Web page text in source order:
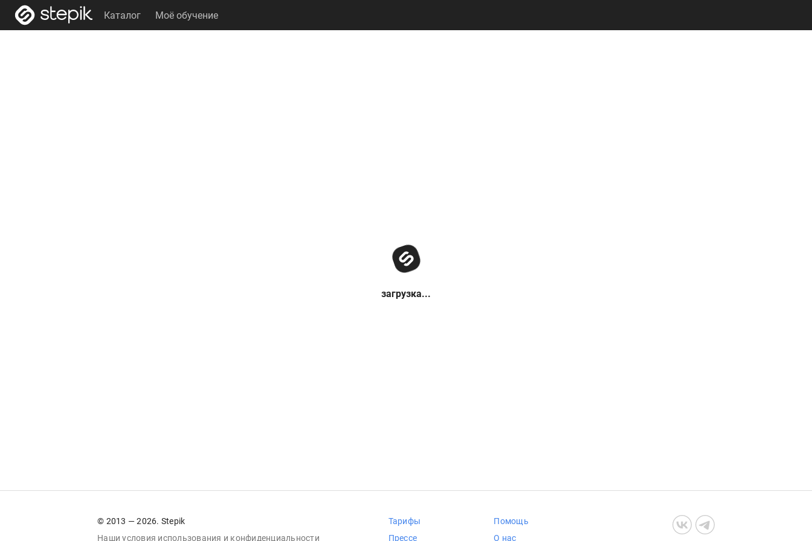
Каталог Моё обучение
загрузка...
© 2013 — 2026. Stepik
Наши условия использования и конфиденциальности
Тарифы
Прессе
Помощь
О нас